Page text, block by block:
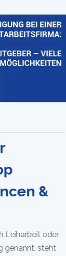
&
oder
steht